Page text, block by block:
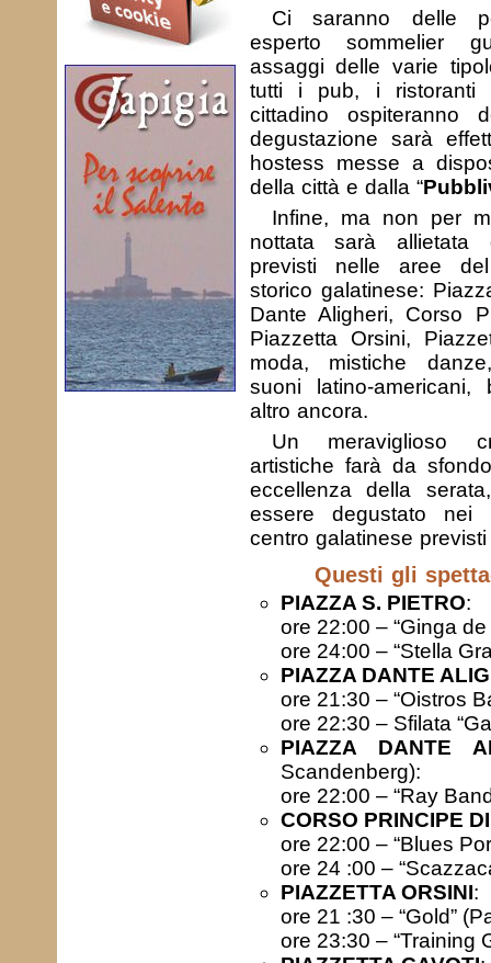
Ci saranno delle
esperto sommelier
assaggi delle varie
tutti i pub, i
cittadino
degustazione sarà
hostess messe a
della città e dalla “
Infine, ma non per
nottata sarà allietata
previsti nelle aree
storico galatinese:
Dante Aligheri, Corso
Piazzetta Orsini,
moda, mistiche
suoni latino-
altro ancora.
Un meraviglioso
artistiche farà da
eccellenza della
essere degustato nei
centro galatinese previsti
Questi gli
PIAZZA S. PIETRO:
ore 22:00 – “Ginga de
ore 24:00 – “Stella
PIAZZA DANTE
ore 21:30 – “Oistros
ore 22:30 – Sfilata
PIAZZA DANTE
Scandenberg):
ore 22:00 – “Ray
CORSO PRINCIPE
ore 22:00 – “Blues
ore 24 :00 –
PIAZZETTA ORSINI:
ore 21 :30 – “Gold”
ore 23:30 – “Training